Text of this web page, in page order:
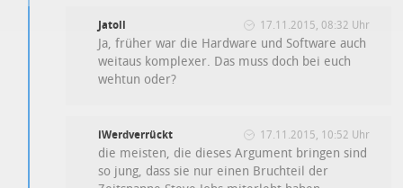
Jatoll 17.11.2015, 08:32 Uhr
Ja, früher war die Hardware und Software auch
weitaus komplexer. Das muss doch bei euch
wehtun oder?
iWerdverrückt 17.11.2015, 10:52 Uhr
die meisten, die dieses Argument bringen sind
so jung, dass sie nur einen Bruchteil der